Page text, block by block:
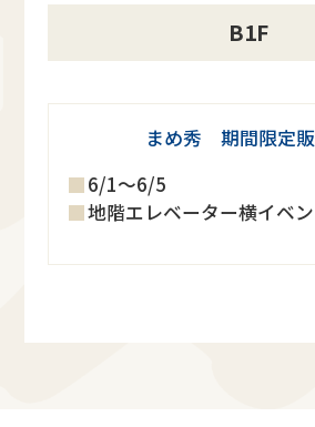
B1F
まめ秀 期間限定
6/1～6/5
地階エレベーター横イベ